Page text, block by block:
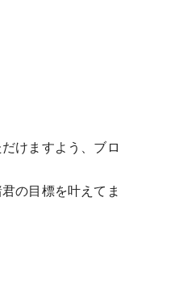
けますよう、ブロ
の目標を叶えてま